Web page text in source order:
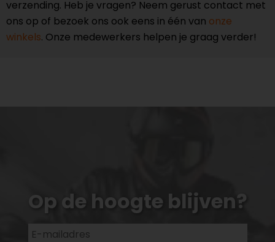
verzending. Heb je vragen? Neem gerust contact met
ons op of bezoek ons ook eens in één van onze
winkels. Onze medewerkers helpen je graag verder!
Op de hoogte blijven?